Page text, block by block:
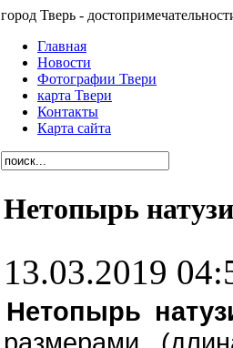
город Тверь -
Главная
Новости
Фотографии Твери
карта Твери
Контакты
Карта сайта
Нетопырь
13.03.2019
Нетопырь